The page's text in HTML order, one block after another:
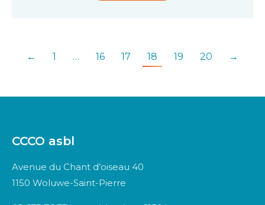
← 1 … 16 17 18 19 20 →
CCCO asbl
Avenue du Chant d’oiseau 40
1150 Woluwe-Saint-Pierre